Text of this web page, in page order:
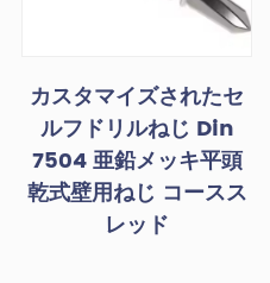
カスタマイズされたセ
ルフドリルねじ Din
7504 亜鉛メッキ平頭
乾式壁用ねじ コースス
レッド